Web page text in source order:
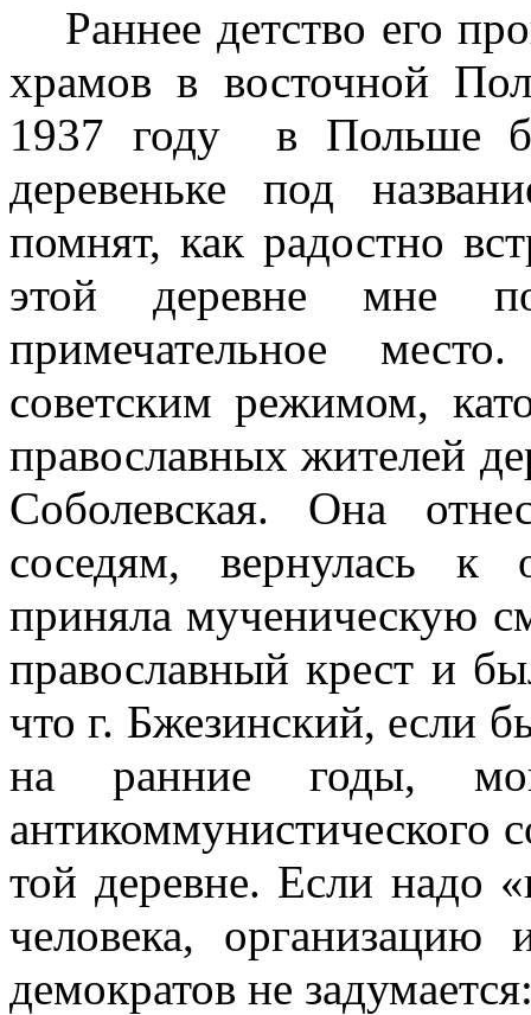
Раннее детство его
храмов в восточной
1937 году
в Польше
деревеньке под
помнят, как радостно
этой деревне мне
примечательное
советским режимом,
православных жителей
Соболевская. Она
соседям, вернулась к
приняла мученическую
православный крест и
что г. Бжезинский, если
на ранние годы,
антикоммунистического
той деревне. Если надо
человека,
демократов не